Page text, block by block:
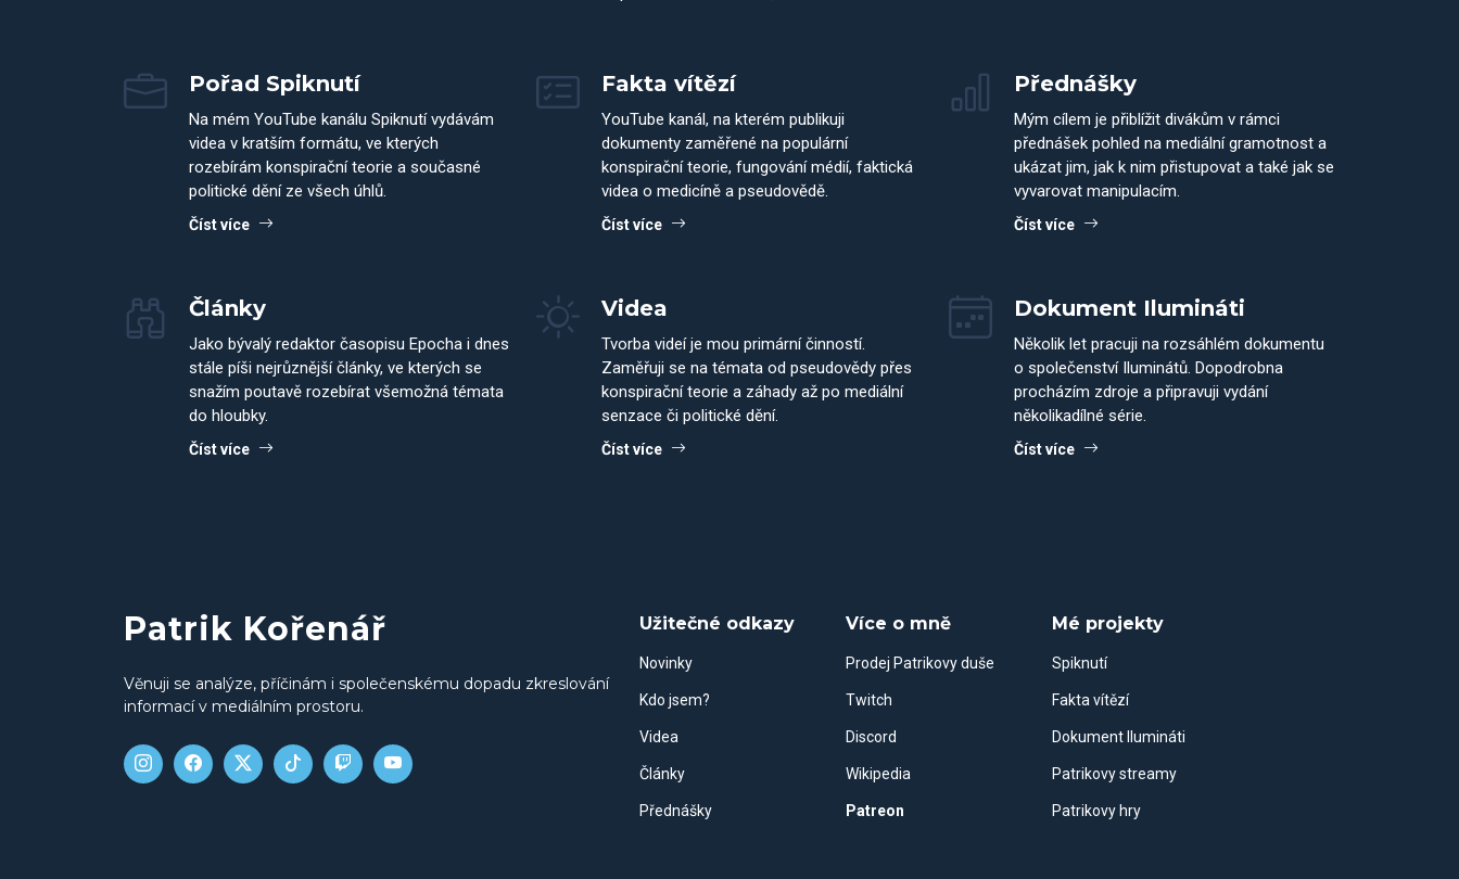
Pořad Spiknutí
Na mém YouTube kanálu Spiknutí vydávám
videa v kratším formátu, ve kterých
rozebírám konspirační teorie a současné
politické dění ze všech úhlů.
Číst více
Fakta vítězí
YouTube kanál, na kterém publikuji
dokumenty zaměřené na populární
konspirační teorie, fungování médií, faktická
videa o medicíně a pseudovědě.
Číst více
Přednášky
Mým cílem je přiblížit divákům v rámci
přednášek pohled na mediální gramotnost a
ukázat jim, jak k nim přistupovat a také jak se
vyvarovat manipulacím.
Číst více
Články
Jako bývalý redaktor časopisu Epocha i dnes
stále píši nejrůznější články, ve kterých se
snažím poutavě rozebírat všemožná témata
do hloubky.
Číst více
Videa
Tvorba videí je mou primární činností.
Zaměřuji se na témata od pseudovědy přes
konspirační teorie a záhady až po mediální
senzace či politické dění.
Číst více
Dokument Ilumináti
Několik let pracuji na rozsáhlém dokumentu
o společenství Iluminátů. Dopodrobna
procházím zdroje a připravuji vydání
několikadílné série.
Číst více
Patrik Kořenář
Věnuji se analýze, příčinám i společenskému dopadu zkreslování
informací v mediálním prostoru.
Užitečné odkazy
Novinky
Kdo jsem?
Videa
Články
Přednášky
Více o mně
Prodej Patrikovy duše
Twitch
Discord
Wikipedia
Patreon
Mé projekty
Spiknutí
Fakta vítězí
Dokument Ilumináti
Patrikovy streamy
Patrikovy hry